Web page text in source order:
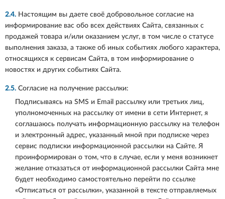
2.4. Настоящим вы даете своё добровольное согласие на
информирование вас обо всех действиях Сайта, связанных с
продажей товара и/или оказанием услуг, в том числе о статусе
выполнения заказа, а также об иных событиях любого характера,
относящихся к сервисам Сайта, в том информирование о
новостях и других событиях Сайта.
2.5. Согласие на получение рассылки:
Подписываясь на SMS и Email рассылку или третьих лиц,
уполномоченных на рассылку от имени в сети Интернет, я
соглашаюсь получать информационную рассылку на телефон
и электронный адрес, указанный мной при подписке через
сервис подписки информационной рассылки на Сайте. Я
проинформирован о том, что в случае, если у меня возникнет
желание отказаться от информационной рассылки Сайта мне
будет необходимо самостоятельно перейти по ссылке
«Отписаться от рассылки», указанной в тексте отправляемых